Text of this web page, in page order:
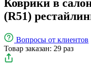
Коврики в
(R51)
Вопросы от клиентов
Товар заказан: 29 раз